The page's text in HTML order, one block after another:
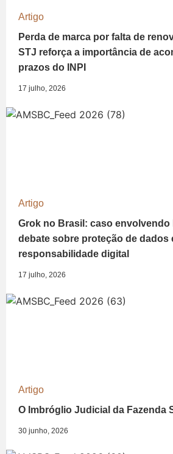
Artigo
Perda de marca por falta de
STJ reforça a importância de
prazos do INPI
17 julho, 2026
Artigo
Grok no Brasil: caso envolvendo
debate sobre proteção de dados
responsabilidade digital
17 julho, 2026
Artigo
O Imbróglio Judicial da Fazenda
30 junho, 2026